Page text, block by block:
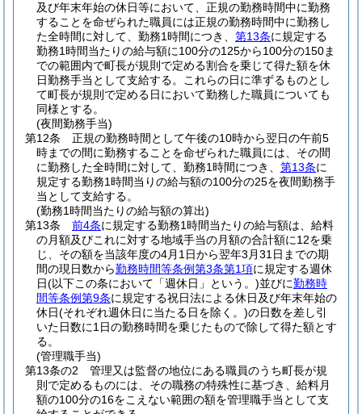
及び年末年始の休日等において、正規の勤務時間中に勤務
することを命ぜられた職員には正規の勤務時間中に勤務し
た全時間に対して、勤務1時間につき、 第13条に規定する
勤務1時間当たりの給与額に100分の125から100分の150ま
での範囲内で町長が規則で定める割合を乗じて得た額を休
日勤務手当として支給する。
これらの日に準ずるものとし
て町長が規則で定める日において勤務した職員についても
同様とする。
(夜間勤務手当)
第12条
正規の勤務時間として午後の10時から翌日の午前5
時までの間に勤務することを命ぜられた職員には、その間
に勤務した全時間に対して、勤務1時間につき、 第13条に
規定する勤務1時間当りの給与額の100分の25を夜間勤務手
当として支給する。
(勤務1時間当たりの給与額の算出)
第13条
前4条に規定する勤務1時間当たりの給与額は、給料
の月額及びこれに対する地域手当の月額の合計額に12を乗
じ、その額を当該年度の4月1日から翌年3月31日までの期
間の現日数から勤務時間等条例第3条第1項に規定する週休
日(以下この条において「週休日」という。)並びに勤務時
間等条例第9条に規定する祝日法による休日及び年末年始の
休日(それぞれ週休日に当たる日を除く。)の日数を差し引
いた日数に1日の勤務時間を乗じたもので除して得た額とす
る。
(管理職手当)
第13条の2
管理又は監督の地位にある職員のうち町長が規
則で定めるものには、その職務の特殊性に基づき、給料月
額の100分の16をこえない範囲の額を管理職手当として支